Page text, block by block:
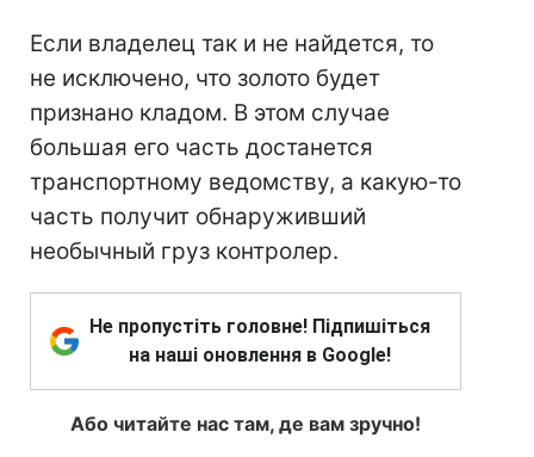
Если владелец так и не найдется, то
не исключено, что золото будет
признано кладом. В этом случае
большая его часть достанется
транспортному ведомству, а какую-то
часть получит обнаруживший
необычный груз контролер.
Не пропустіть головне! Підпишіться
на наші оновлення в Google!
Або читайте нас там, де вам зручно!